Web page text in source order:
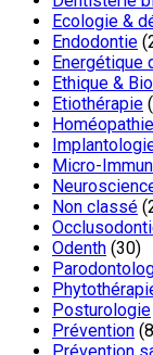
Ecologie &
Endodontie
Energétique
Ethique &
Etiothérapie
Homéopathie
Micro-
Non classé
Odenth (30)
Posturologie
Prévention